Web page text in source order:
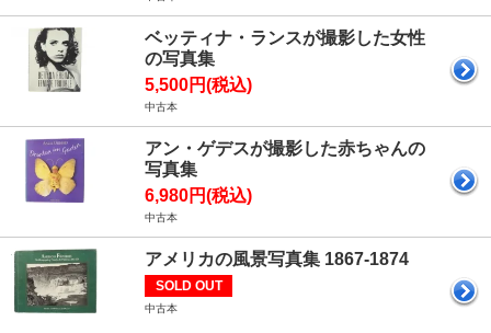
ベッティナ・ランスが撮影した女性
の写真集
5,500円(税込)
中古本
アン・ゲデスが撮影した赤ちゃんの
写真集
6,980円(税込)
中古本
アメリカの風景写真集 1867-1874
SOLD OUT
中古本